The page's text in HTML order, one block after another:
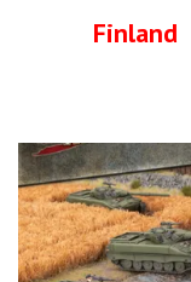
Finland